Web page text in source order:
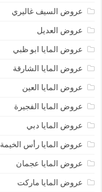
عروض السيف غاليري
عروض العديل
عروض المايا ابو ظبي
عروض المايا الشارقة
عروض المايا العين
عروض المايا الفجيرة
عروض المايا دبي
عروض المايا رأس الخيمة
عروض المايا عجمان
عروض المايا ماركت